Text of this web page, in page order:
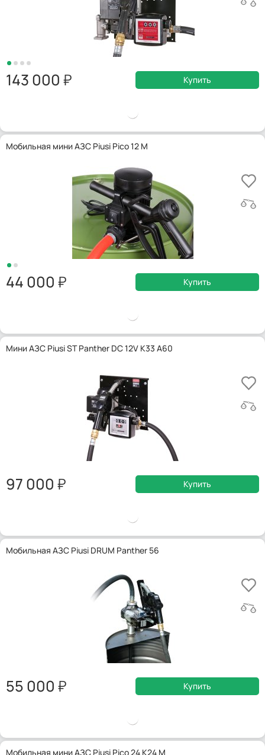
143 000 Купить
Мобильная мини АЗС Piusi Pico 12 M
44 000 Купить
Мини АЗС Piusi ST Panther DC 12V K33 A60
97 000 Купить
Мобильная АЗС Piusi DRUM Panther 56
55 000 Купить
Мобильная мини АЗС Piusi Pico 24 K24 M